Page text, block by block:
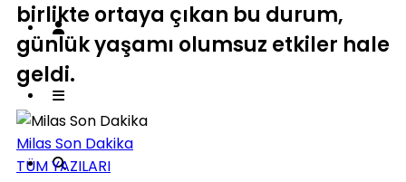
birlikte ortaya çıkan bu durum,
günlük yaşamı olumsuz etkiler hale
geldi.
Milas Son Dakika
TÜM YAZILARI